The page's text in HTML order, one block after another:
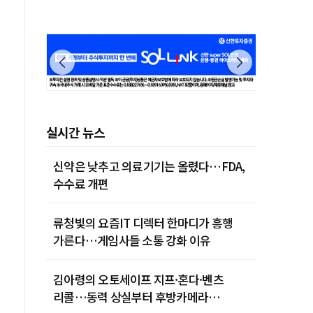
실시간 뉴스
신약은 낮추고 의료기기는 올렸다…FDA,
수수료 개편
류청빛의 요즘IT 디렉터 한마디가 흥행
가른다…게임사들 소통 강화 이유
김아령의 오토세이프 지프·혼다·벤츠
리콜…동력 상실부터 후방카메라